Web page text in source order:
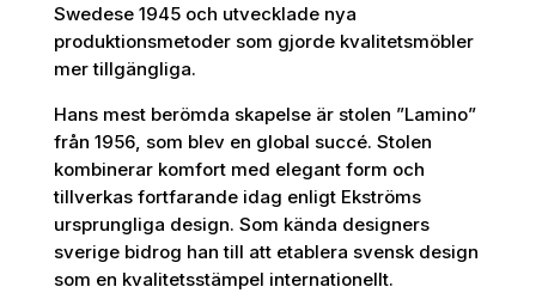
Swedese 1945 och utvecklade nya
produktionsmetoder som gjorde kvalitetsmöbler
mer tillgängliga.
Hans mest berömda skapelse är stolen ”Lamino”
från 1956, som blev en global succé. Stolen
kombinerar komfort med elegant form och
tillverkas fortfarande idag enligt Ekströms
ursprungliga design. Som kända designers
sverige bidrog han till att etablera svensk design
som en kvalitetsstämpel internationellt.